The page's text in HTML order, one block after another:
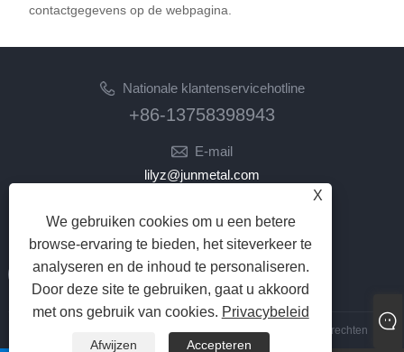
contactgegevens op de webpagina.
Nationale klantenservicehotline
+86-13758398943
E-mail
lilyz@junmetal.com
VOLG ONS
Copyright © 2023 Jiaxing Junmetal Technology Co.,Ltd. Alle rechten
voorbehouden
X
We gebruiken cookies om u een betere
browse-ervaring te bieden, het siteverkeer te
analyseren en de inhoud te personaliseren.
Door deze site te gebruiken, gaat u akkoord
met ons gebruik van cookies. Privacybeleid
Afwijzen Accepteren